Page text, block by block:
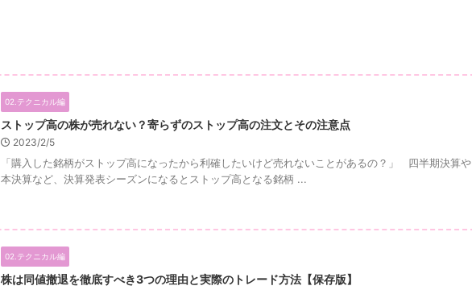
02.テクニカル編
ストップ高の株が売れない？寄らずのストップ高の注文とその注意点
2023/2/5
「購入した銘柄がストップ高になったから利確したいけど売れないことがあるの？」 四半期決算や
本決算など、決算発表シーズンになるとストップ高となる銘柄 ...
02.テクニカル編
株は同値撤退を徹底すべき3つの理由と実際のトレード方法【保存版】